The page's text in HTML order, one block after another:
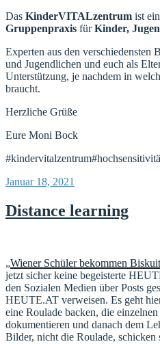
Das KinderVITALzentrum ist
Gruppenpraxis fürKinder,
Experten aus den verschiedensten
und Jugendlichen und euch als
Unterstützung, je nachdem in
braucht.
Herzliche Grüße
Eure Moni Bock
Veröffentlicht
Januar 18, 2021
Distance learning
„Wiener Schüler bekommen
jetzt sicher keine begeisterte
den Sozialen Medien über Posts
HEUTE.AT verweisen. Es geht
eine Roulade backen, die
dokumentieren und danach dem
Bilder, nicht die Roulade, schicken